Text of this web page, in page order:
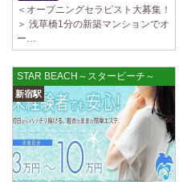
＜オープニングセラピスト大募集！
＞ 浅草橋1分の新築マンションでオ
ー…
STAR BEACH～スタービーチ～
新宿駅